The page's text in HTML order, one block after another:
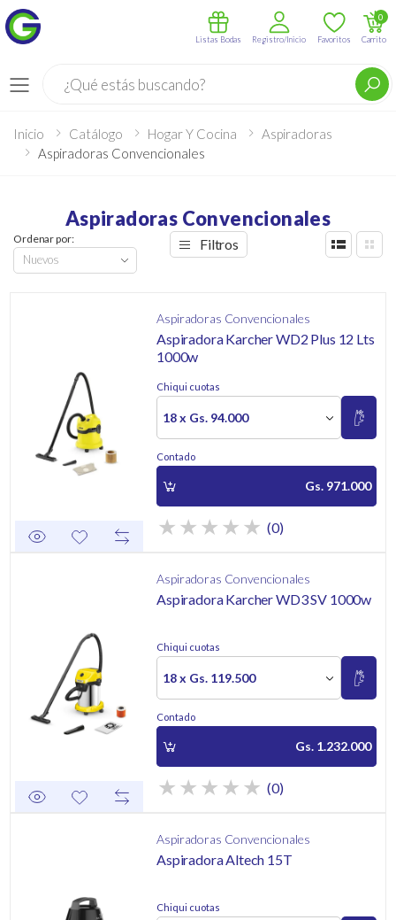
Menú
Listas Bodas Registro/Inicio Favoritos Carrito
0
Inicio Catálogo Hogar Y Cocina
Aspiradoras
Aspiradoras Convencionales
Aspiradoras Convencionales
Ordenar por: Filtros
Aspiradoras Convencionales
Aspiradora Karcher WD2 Plus 12 Lts
1000w
Chiqui cuotas
18 x Gs. 94.000
Contado
Gs. 971.000
(0)
Aspiradoras Convencionales
Aspiradora Karcher WD3 SV 1000w
Chiqui cuotas
18 x Gs. 119.500
Contado
Gs. 1.232.000
(0)
Aspiradoras Convencionales
Aspiradora Altech 15T
Chiqui cuotas